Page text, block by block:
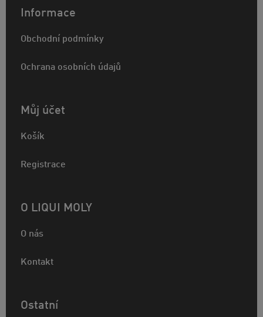
Informace
Obchodní podmínky
Ochrana osobních údajů
Můj účet
Košík
Registrace
O LIQUI MOLY
O nás
Kontakt
Ostatní